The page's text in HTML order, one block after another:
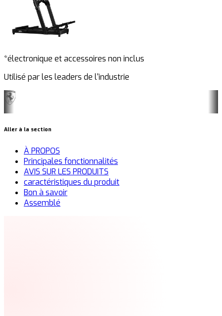
*électronique et accessoires non inclus
Utilisé par les leaders de l'industrie
Aller à la section
À PROPOS
Principales fonctionnalités
AVIS SUR LES PRODUITS
caractéristiques du produit
Bon à savoir
Assemblé